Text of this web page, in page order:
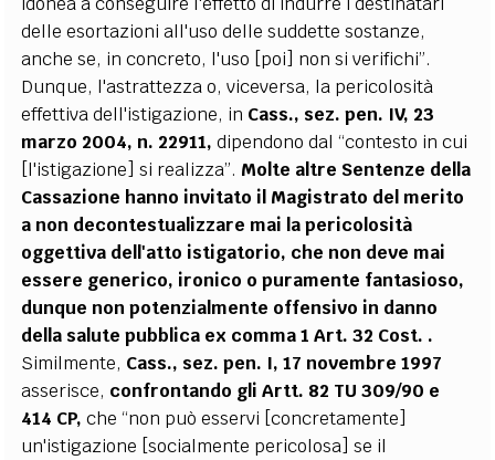
delle esortazioni all'uso delle suddette sostanze,
anche se, in concreto, l'uso [poi] non si verifichi”.
Dunque, l'astrattezza o, viceversa, la pericolosità
effettiva dell'istigazione, in Cass., sez. pen. IV, 23
marzo 2004, n. 22911, dipendono dal “contesto in cui
[l'istigazione] si realizza”. Molte altre Sentenze della
Cassazione hanno invitato il Magistrato del merito
a non decontestualizzare mai la pericolosità
oggettiva dell'atto istigatorio, che non deve mai
essere generico, ironico o puramente fantasioso,
dunque non potenzialmente offensivo in danno
della salute pubblica ex comma 1 Art. 32 Cost. .
Similmente, Cass., sez. pen. I, 17 novembre 1997
asserisce, confrontando gli Artt. 82 TU 309/90 e
414 CP, che “non può esservi [concretamente]
un'istigazione [socialmente pericolosa] se il